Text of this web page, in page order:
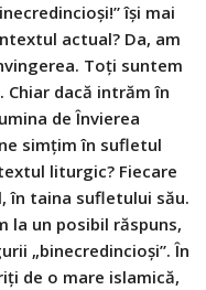
își mai
actual? Da, am
Toți suntem
dacă intrăm în
de Învierea
simțim în sufletul
liturgic? Fiecare
în taina sufletului său.
la un posibil răspuns,
„binecredincioși”. În
de o mare islamică,